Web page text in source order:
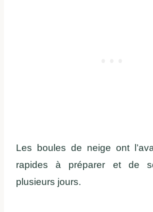
Les boules de neige ont
rapides à préparer et de
plusieurs jours.